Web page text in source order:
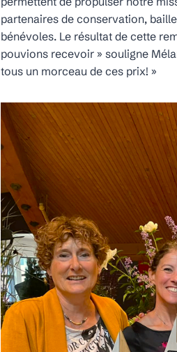
partenaires de conservation,
bénévoles. Le résultat de cette
pouvions recevoir » souligne
tous un morceau de ces prix! »